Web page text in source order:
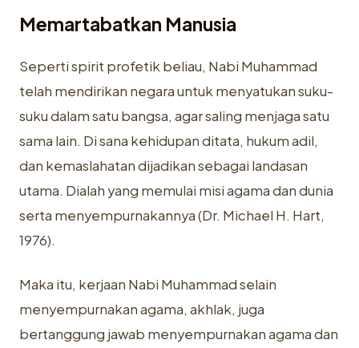
Memartabatkan Manusia
Seperti spirit profetik beliau, Nabi Muhammad
telah mendirikan negara untuk menyatukan suku-
suku dalam satu bangsa, agar saling menjaga satu
sama lain. Di sana kehidupan ditata, hukum adil,
dan kemaslahatan dijadikan sebagai landasan
utama. Dialah yang memulai misi agama dan dunia
serta menyempurnakannya (Dr. Michael H. Hart,
1976).
Maka itu, kerjaan Nabi Muhammad selain
menyempurnakan agama, akhlak, juga
bertanggung jawab menyempurnakan agama dan